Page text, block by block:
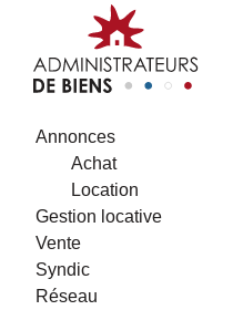
Annonces
Achat
Location
Gestion locative
Vente
Syndic
Réseau